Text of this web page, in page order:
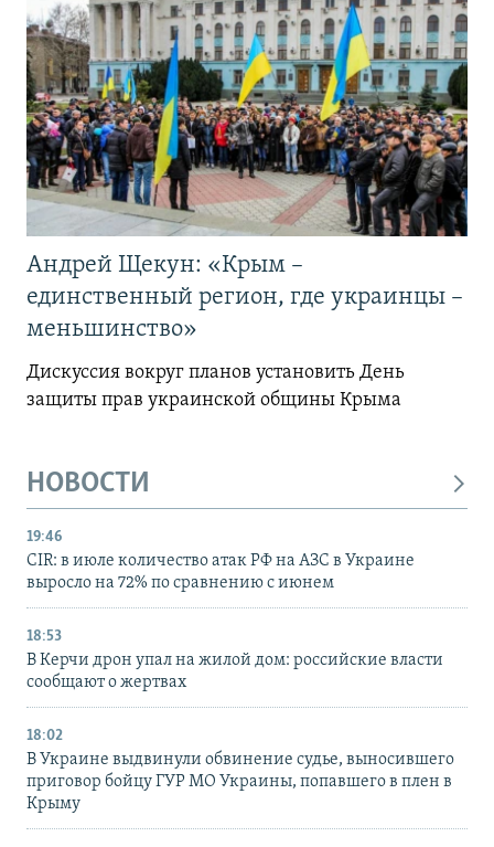
Андрей Щекун: «Крым –
единственный регион, где украинцы –
меньшинство»
Дискуссия вокруг планов установить День
защиты прав украинской общины Крыма
НОВОСТИ
19:46
CIR: в июле количество атак РФ на АЗС в Украине
выросло на 72% по сравнению с июнем
18:53
В Керчи дрон упал на жилой дом: российские власти
сообщают о жертвах
18:02
В Украине выдвинули обвинение судье, выносившего
приговор бойцу ГУР МО Украины, попавшего в плен в
Крыму